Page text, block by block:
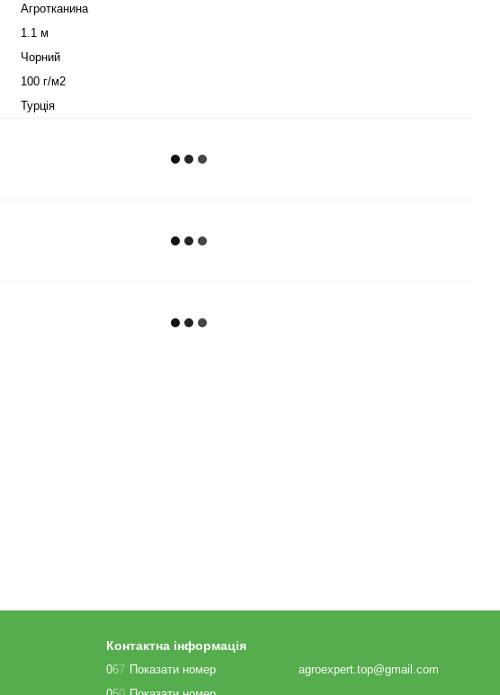
Агротканина
1.1 м
Чорний
100 г/м2
Турція
Контактна інформація
067 Показати номер
agroexpert.top@gmail.com